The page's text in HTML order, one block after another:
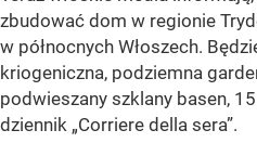
zbudować dom w regionie
w północnych Włoszech.
kriogeniczna, podziemna
podwieszany szklany basen,
dziennik „Corriere della sera”.